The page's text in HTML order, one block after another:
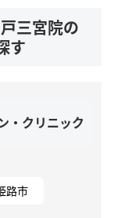
三宮院の
す
・クリニック
路市